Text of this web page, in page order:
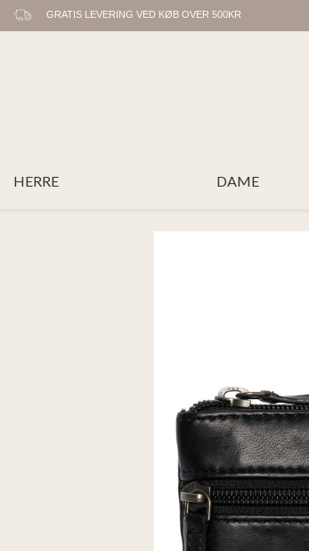
GRATIS LEVERING VED KØB OVER 500KR
HERRE DAME